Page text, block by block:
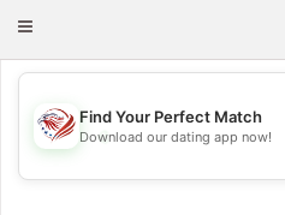
Toggle
💖
💕
Find Your Perfect Match
Download our dating app now!